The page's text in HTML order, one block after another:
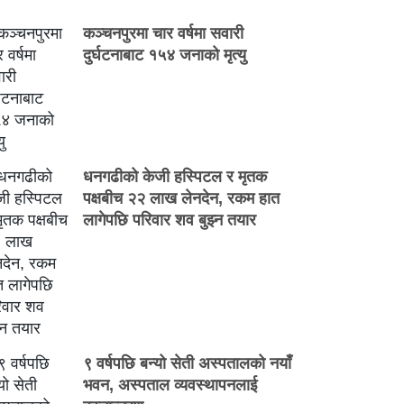
कञ्चनपुरमा चार वर्षमा सवारी
दुर्घटनाबाट १५४ जनाको मृत्यु
धनगढीको केजी हस्पिटल र मृतक
पक्षबीच २२ लाख लेनदेन, रकम हात
लागेपछि परिवार शव बुझ्न तयार
९ वर्षपछि बन्यो सेती अस्पतालको नयाँ
भवन, अस्पताल व्यवस्थापनलाई